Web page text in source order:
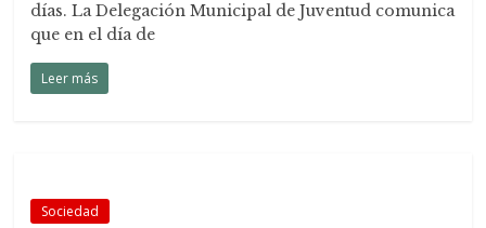
días. La Delegación Municipal de Juventud comunica
que en el día de
Leer más
Sociedad